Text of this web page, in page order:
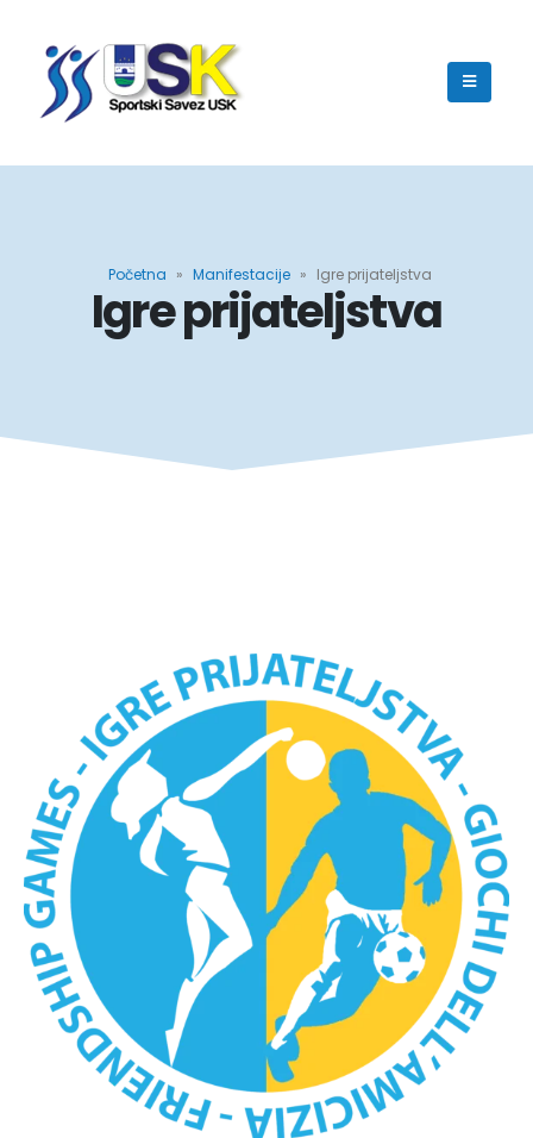
Početna » Manifestacije » Igre prijateljstva
Igre prijateljstva